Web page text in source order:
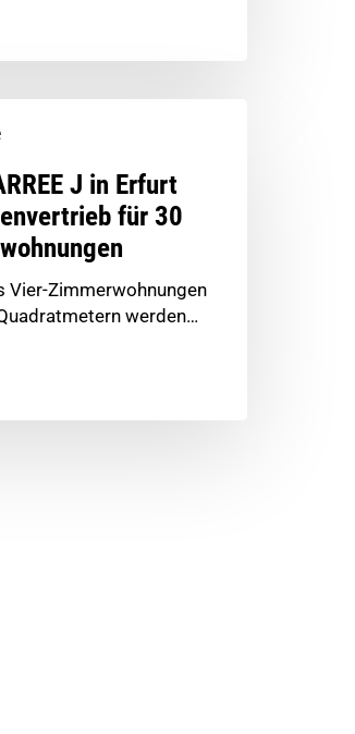
J in Erfurt
für 30
Vier-Zimmerwohnungen
werden…